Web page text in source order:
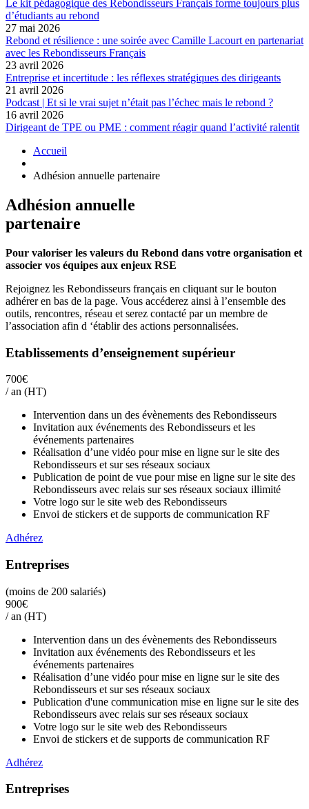
Le kit pédagogique des Rebondisseurs Français forme toujours plus
d’étudiants au rebond
27 mai 2026
Rebond et résilience : une soirée avec Camille Lacourt en partenariat
avec les Rebondisseurs Français
23 avril 2026
Entreprise et incertitude : les réflexes stratégiques des dirigeants
21 avril 2026
Podcast | Et si le vrai sujet n’était pas l’échec mais le rebond ?
16 avril 2026
Dirigeant de TPE ou PME : comment réagir quand l’activité ralentit
Accueil
Adhésion annuelle partenaire
Adhésion annuelle
partenaire
Pour valoriser les valeurs du Rebond dans votre organisation et
associer vos équipes aux enjeux RSE
Rejoignez les Rebondisseurs français en cliquant sur le bouton
adhérer en bas de la page. Vous accéderez ainsi à l’ensemble des
outils, rencontres, réseau et serez contacté par un membre de
l’association afin d ‘établir des actions personnalisées.
Etablissements d’enseignement supérieur
700€
/ an (HT)
Intervention dans un des évènements des Rebondisseurs
Invitation aux événements des Rebondisseurs et les
événements partenaires
Réalisation d’une vidéo pour mise en ligne sur le site des
Rebondisseurs et sur ses réseaux sociaux
Publication de point de vue pour mise en ligne sur le site des
Rebondisseurs avec relais sur ses réseaux sociaux illimité
Votre logo sur le site web des Rebondisseurs
Envoi de stickers et de supports de communication RF
Adhérez
Entreprises
(moins de 200 salariés)
900€
/ an (HT)
Intervention dans un des évènements des Rebondisseurs
Invitation aux événements des Rebondisseurs et les
événements partenaires
Réalisation d’une vidéo pour mise en ligne sur le site des
Rebondisseurs et sur ses réseaux sociaux
Publication d'une communication mise en ligne sur le site des
Rebondisseurs avec relais sur ses réseaux sociaux
Votre logo sur le site web des Rebondisseurs
Envoi de stickers et de supports de communication RF
Adhérez
Entreprises